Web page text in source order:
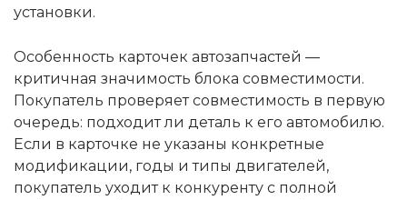
установки.
Особенность карточек автозапчастей —
критичная значимость блока совместимости.
Покупатель проверяет совместимость в первую
очередь: подходит ли деталь к его автомобилю.
Если в карточке не указаны конкретные
модификации, годы и типы двигателей,
покупатель уходит к конкуренту с полной